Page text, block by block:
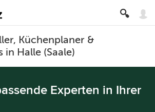
Küchenplaner &
in Halle (Saale)
Experten in Ihrer